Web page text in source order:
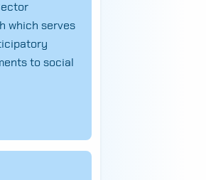
which serves
to social